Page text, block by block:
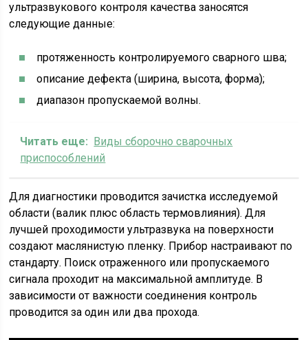
ультразвукового контроля качества заносятся
следующие данные:
протяженность контролируемого сварного шва;
описание дефекта (ширина, высота, форма);
диапазон пропускаемой волны.
Читать еще: Виды сборочно сварочных
приспособлений
Для диагностики проводится зачистка исследуемой
области (валик плюс область термовлияния). Для
лучшей проходимости ультразвука на поверхности
создают маслянистую пленку. Прибор настраивают по
стандарту. Поиск отраженного или пропускаемого
сигнала проходит на максимальной амплитуде. В
зависимости от важности соединения контроль
проводится за один или два прохода.